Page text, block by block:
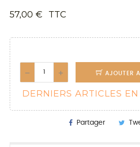
57,00 € TTC
AJOUTER
DERNIERS ARTICLES
Partager